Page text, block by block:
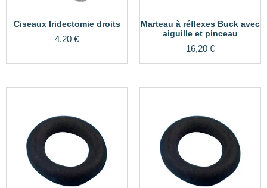
Ciseaux Iridectomie droits
4,20 €
Marteau à réflexes Buck avec
aiguille et pinceau
16,20 €